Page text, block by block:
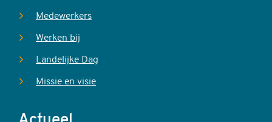
Medewerkers
Werken bij
Landelijke Dag
Missie en visie